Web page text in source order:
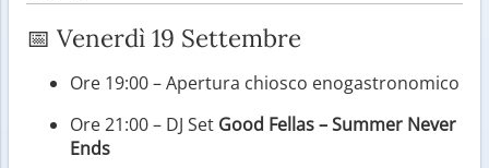
📅 Venerdì 19 Settembre
Ore 19:00 – Apertura chiosco enogastronomico
Ore 21:00 – DJ Set Good Fellas – Summer Never
Ends